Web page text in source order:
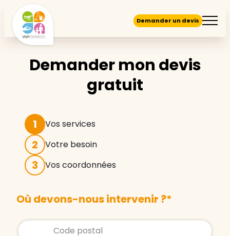
Demander un devis
Demander mon devis
gratuit
1 Vos services
2 Votre besoin
3 Vos coordonnées
Où devons-nous intervenir ?*
Store locator global - Autocompletion
Rechercher